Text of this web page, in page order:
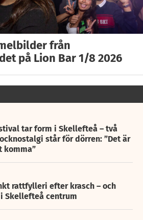
från
på Lion Bar 1/8 2026
tar form i Skellefteå – två
står för dörren: ”Det är
komma”
rattfylleri efter krasch – och
Skellefteå centrum